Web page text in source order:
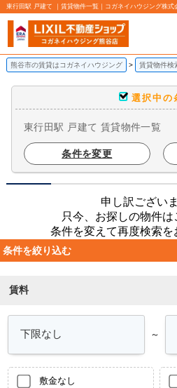
東行田駅 戸建て ｜賃貸物件一覧｜コガネイハウジング株
熊谷市の賃貸はコガネイハウジング 賃貸物件検
選択中の
東行田駅 戸建て 賃貸物件一覧
条件を変更
申し訳ござい
只今、お探しの物件は
条件を変えて再度検索を
条件を絞り込む
賃料
～
敷金なし